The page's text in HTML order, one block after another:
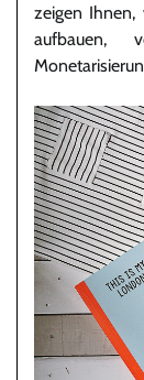
zeigen Ihnen,
aufbauen,